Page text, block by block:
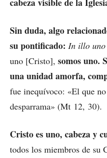
cabeza visible de la
Sin duda, algo
su pontificado: In illo uno
uno [Cristo], somos uno.
una unidad amorfa,
fue inequívoco: «El que
desparrama» (Mt 12, 30).
Cristo es uno, cabeza y
todos los miembros de su